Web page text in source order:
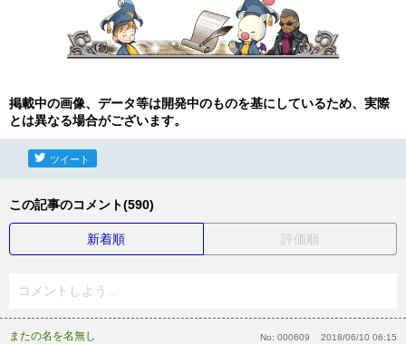
掲載中の画像、データ等は開発中のものを基にしているため、実際
とは異なる場合がございます。
ツイート
この記事のコメント(590)
新着順 評価順
コメントしよう...
またの名を名無し No: 000609 2018/06/10 06:15